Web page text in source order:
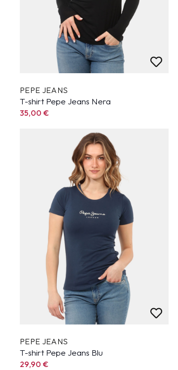
PEPE JEANS
T-shirt Pepe Jeans Nera
35,00€
PEPE JEANS
T-shirt Pepe Jeans Blu
29,90€